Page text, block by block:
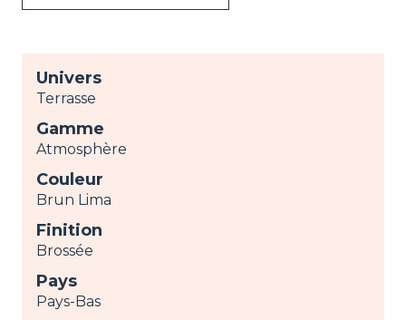
Univers
Terrasse
Gamme
Atmosphère
Couleur
Brun Lima
Finition
Brossée
Pays
Pays-Bas